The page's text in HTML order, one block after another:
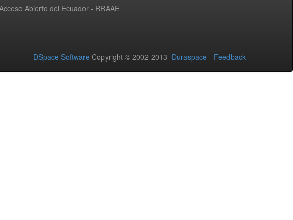
Abierto del Ecuador - RRAAE
DSpace Software Copyright © 2002-2013 Duraspace - Feedback